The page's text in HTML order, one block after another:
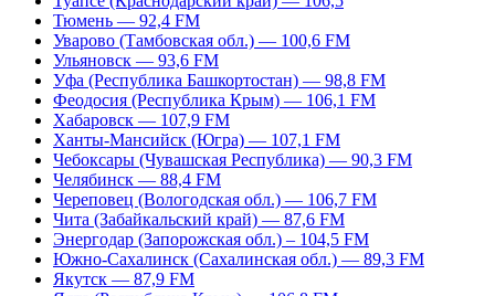
Тюмень — 92,4 FM
Уварово (Тамбовская обл.) — 100,6 FM
Ульяновск — 93,6 FM
Уфа (Республика Башкортостан) — 98,8 FM
Феодосия (Республика Крым) — 106,1 FM
Хабаровск — 107,9 FM
Ханты-Мансийск (Югра) — 107,1 FM
Чебоксары (Чувашская Республика) — 90,3 FM
Челябинск — 88,4 FM
Череповец (Вологодская обл.) — 106,7 FM
Чита (Забайкальский край) — 87,6 FM
Энергодар (Запорожская обл.) – 104,5 FM
Южно-Сахалинск (Сахалинская обл.) — 89,3 FM
Якутск — 87,9 FM